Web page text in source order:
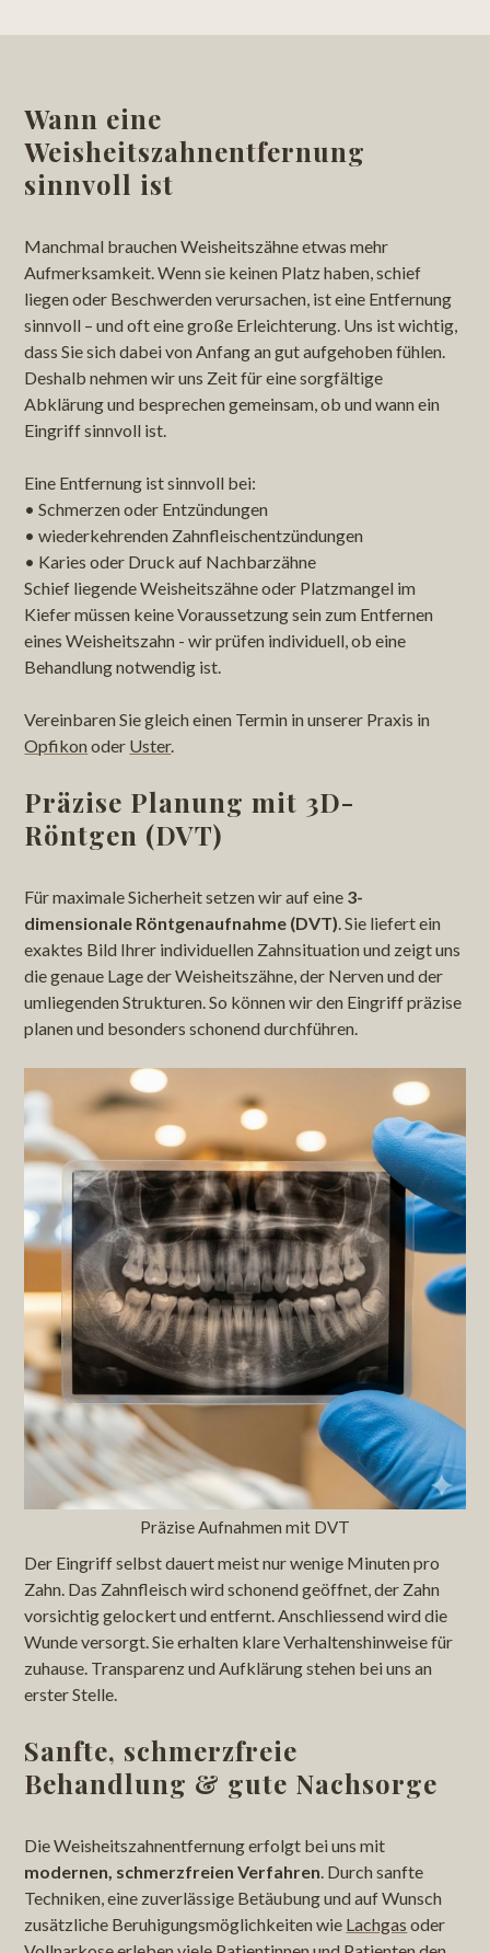
Wann eine
Weisheitszahnentfernung
sinnvoll ist
Manchmal brauchen Weisheitszähne etwas mehr
Aufmerksamkeit. Wenn sie keinen Platz haben, schief
liegen oder Beschwerden verursachen, ist eine Entfernung
sinnvoll – und oft eine große Erleichterung. Uns ist wichtig,
dass Sie sich dabei von Anfang an gut aufgehoben fühlen.
Deshalb nehmen wir uns Zeit für eine sorgfältige
Abklärung und besprechen gemeinsam, ob und wann ein
Eingriff sinnvoll ist.
Eine Entfernung ist sinnvoll bei:
• Schmerzen oder Entzündungen
• wiederkehrenden Zahnfleischentzündungen
• Karies oder Druck auf Nachbarzähne
Schief liegende Weisheitszähne oder Platzmangel im
Kiefer müssen keine Voraussetzung sein zum Entfernen
eines Weisheitszahn - wir prüfen individuell, ob eine
Behandlung notwendig ist.
Vereinbaren Sie gleich einen Termin in unserer Praxis in
Opfikon oder Uster.
Präzise Planung mit 3D-
Röntgen (DVT)
Für maximale Sicherheit setzen wir auf eine 3-
dimensionale Röntgenaufnahme (DVT). Sie liefert ein
exaktes Bild Ihrer individuellen Zahnsituation und zeigt uns
die genaue Lage der Weisheitszähne, der Nerven und der
umliegenden Strukturen. So können wir den Eingriff präzise
planen und besonders schonend durchführen.
Präzise Aufnahmen mit DVT
Der Eingriff selbst dauert meist nur wenige Minuten pro
Zahn. Das Zahnfleisch wird schonend geöffnet, der Zahn
vorsichtig gelockert und entfernt. Anschliessend wird die
Wunde versorgt. Sie erhalten klare Verhaltenshinweise für
zuhause. Transparenz und Aufklärung stehen bei uns an
erster Stelle.
Sanfte, schmerzfreie
Behandlung & gute Nachsorge
Die Weisheitszahnentfernung erfolgt bei uns mit
modernen, schmerzfreien Verfahren. Durch sanfte
Techniken, eine zuverlässige Betäubung und auf Wunsch
zusätzliche Beruhigungsmöglichkeiten wie Lachgas oder